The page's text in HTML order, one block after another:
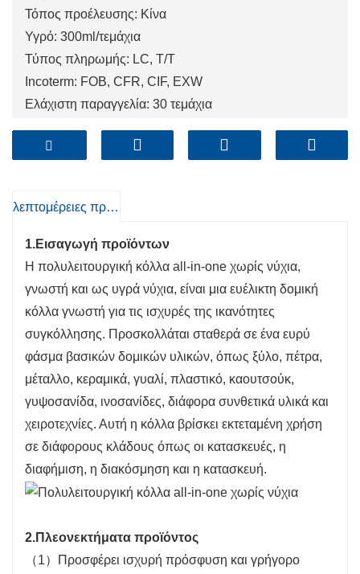
Τόπος προέλευσης: Κίνα
Υγρό: 300ml/τεμάχια
Τύπος πληρωμής: LC, T/T
Incoterm: FOB, CFR, CIF, EXW
Ελάχιστη παραγγελία: 30 τεμάχια
λεπτομέρειες προιόντος
1.Εισαγωγή προϊόντων
Η πολυλειτουργική κόλλα all-in-one χωρίς νύχια,
γνωστή και ως υγρά νύχια, είναι μια ευέλικτη δομική
κόλλα γνωστή για τις ισχυρές της ικανότητες
συγκόλλησης. Προσκολλάται σταθερά σε ένα ευρύ
φάσμα βασικών δομικών υλικών, όπως ξύλο, πέτρα,
μέταλλο, κεραμικά, γυαλί, πλαστικό, καουτσούκ,
γυψοσανίδα, ινοσανίδες, διάφορα συνθετικά υλικά και
χειροτεχνίες. Αυτή η κόλλα βρίσκει εκτεταμένη χρήση
σε διάφορους κλάδους όπως οι κατασκευές, η
διαφήμιση, η διακόσμηση και η κατασκευή.
2.Πλεονεκτήματα προϊόντος
（1）Προσφέρει ισχυρή πρόσφυση και γρήγορο